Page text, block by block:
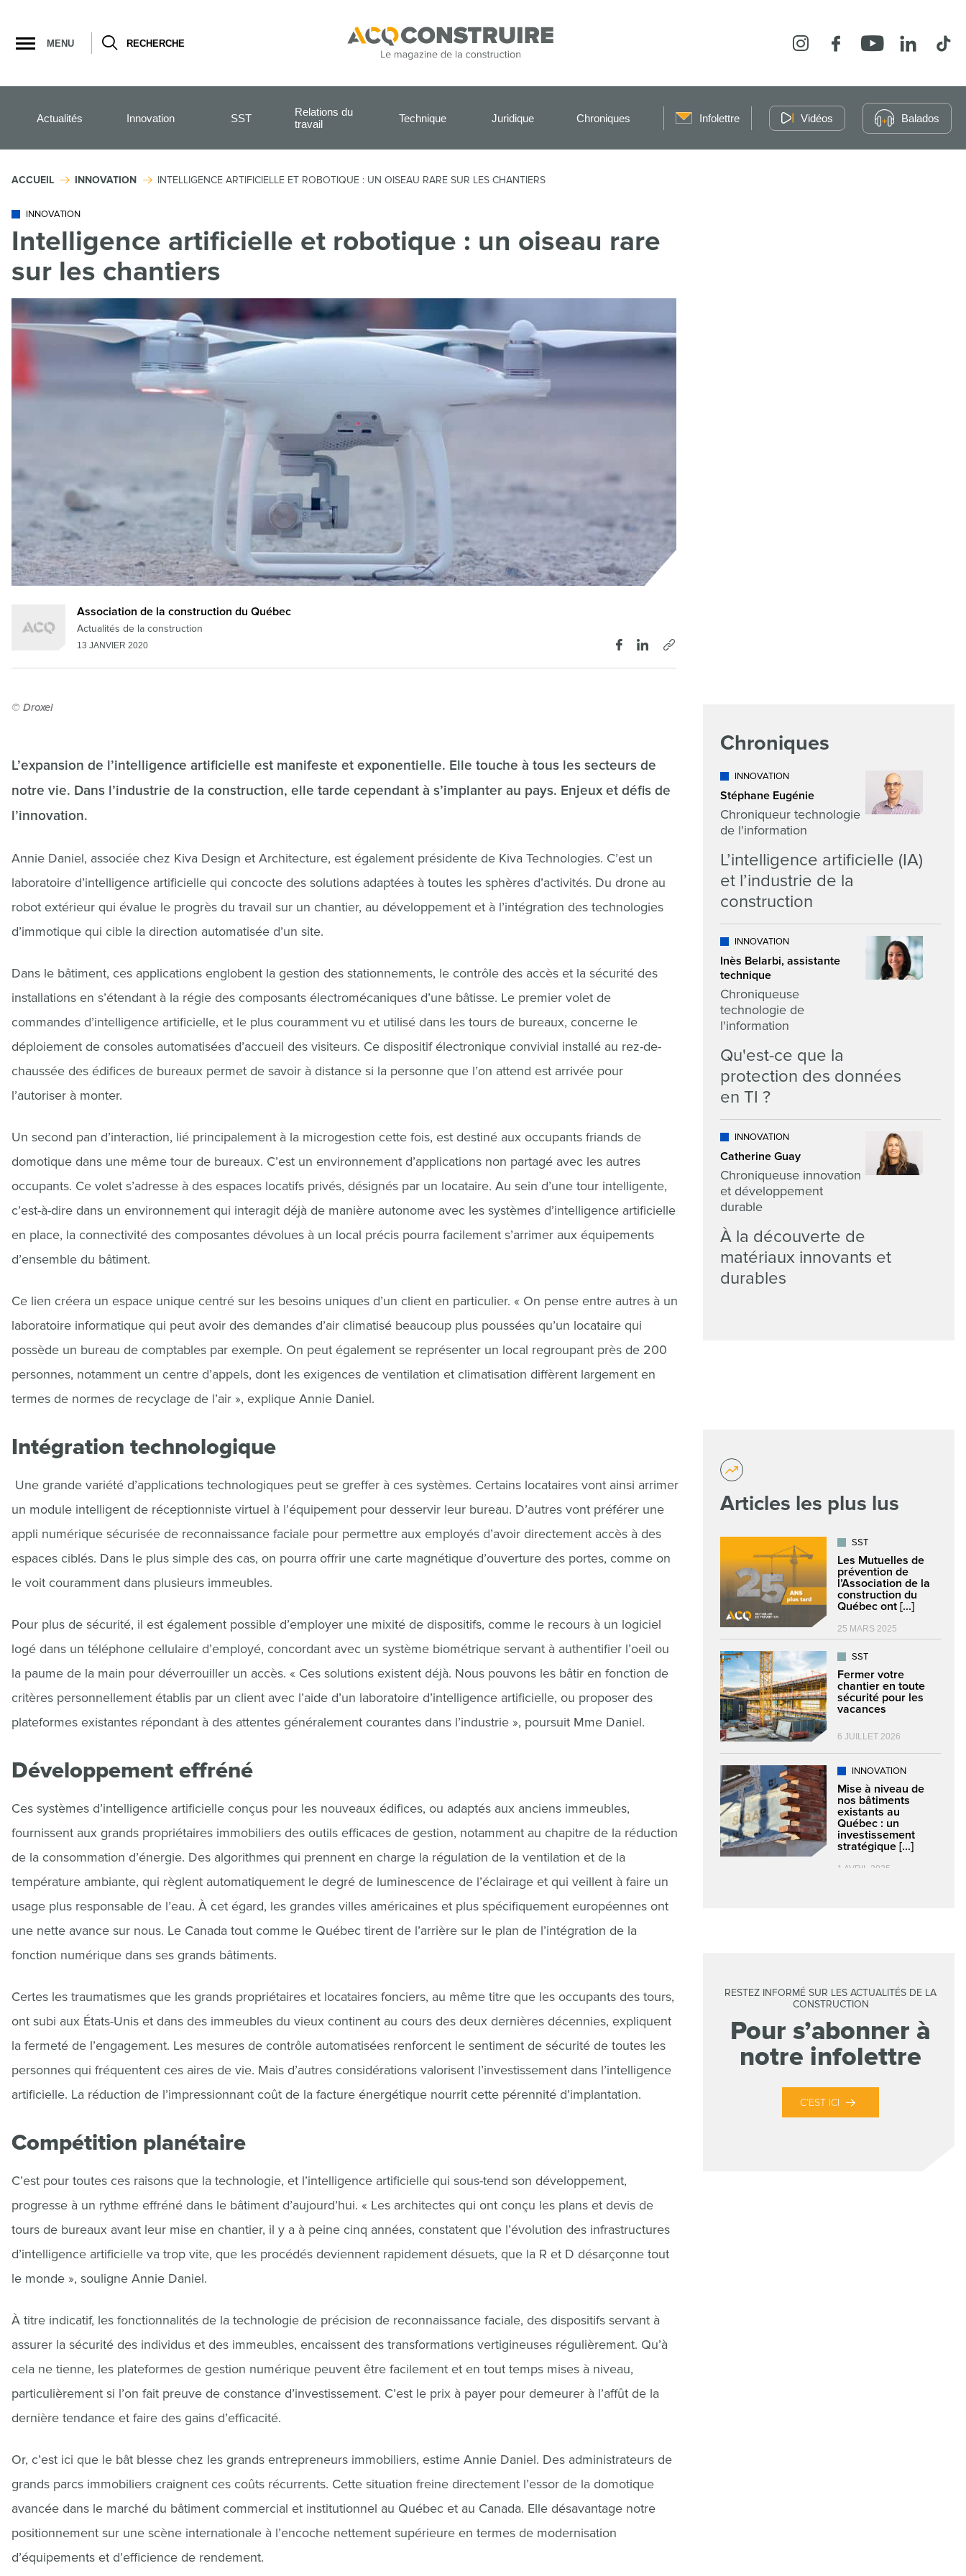
la
navigation
MENU RECHERCHE InstagramFacebookYouTubeLinkedIn
Actualités Innovation SST
Relations du
travail
Technique Juridique Chroniques Infolettre Vidéos Balados
ACCUEIL INNOVATION INTELLIGENCE ARTIFICIELLE ET ROBOTIQUE : UN OISEAU RARE SUR LES CHANTIERS
INNOVATION
Intelligence artificielle et robotique : un oiseau rare
sur les chantiers
Association de la construction du Québec
Actualités de la construction
13 JANVIER 2020
© Droxel
L’expansion de l’intelligence artificielle est manifeste et exponentielle. Elle touche à tous les secteurs de
notre vie. Dans l’industrie de la construction, elle tarde cependant à s’implanter au pays. Enjeux et défis de
l’innovation.
Annie Daniel, associée chez Kiva Design et Architecture, est également présidente de Kiva Technologies. C’est un
laboratoire d’intelligence artificielle qui concocte des solutions adaptées à toutes les sphères d’activités. Du drone au
robot extérieur qui évalue le progrès du travail sur un chantier, au développement et à l’intégration des technologies
d’immotique qui cible la direction automatisée d’un site.
Dans le bâtiment, ces applications englobent la gestion des stationnements, le contrôle des accès et la sécurité des
installations en s’étendant à la régie des composants électromécaniques d’une bâtisse. Le premier volet de
commandes d’intelligence artificielle, et le plus couramment vu et utilisé dans les tours de bureaux, concerne le
déploiement de consoles automatisées d’accueil des visiteurs. Ce dispositif électronique convivial installé au rez-de-
chaussée des édifices de bureaux permet de savoir à distance si la personne que l’on attend est arrivée pour
l’autoriser à monter.
Un second pan d’interaction, lié principalement à la microgestion cette fois, est destiné aux occupants friands de
domotique dans une même tour de bureaux. C’est un environnement d’applications non partagé avec les autres
occupants. Ce volet s’adresse à des espaces locatifs privés, désignés par un locataire. Au sein d’une tour intelligente,
c’est-à-dire dans un environnement qui interagit déjà de manière autonome avec les systèmes d’intelligence artificielle
en place, la connectivité des composantes dévolues à un local précis pourra facilement s’arrimer aux équipements
d’ensemble du bâtiment.
Ce lien créera un espace unique centré sur les besoins uniques d’un client en particulier. « On pense entre autres à un
laboratoire informatique qui peut avoir des demandes d’air climatisé beaucoup plus poussées qu’un locataire qui
possède un bureau de comptables par exemple. On peut également se représenter un local regroupant près de 200
personnes, notamment un centre d’appels, dont les exigences de ventilation et climatisation diffèrent largement en
termes de normes de recyclage de l’air », explique Annie Daniel.
Intégration technologique
Une grande variété d’applications technologiques peut se greffer à ces systèmes. Certains locataires vont ainsi arrimer
un module intelligent de réceptionniste virtuel à l’équipement pour desservir leur bureau. D’autres vont préférer une
appli numérique sécurisée de reconnaissance faciale pour permettre aux employés d’avoir directement accès à des
espaces ciblés. Dans le plus simple des cas, on pourra offrir une carte magnétique d’ouverture des portes, comme on
le voit couramment dans plusieurs immeubles.
Pour plus de sécurité, il est également possible d’employer une mixité de dispositifs, comme le recours à un logiciel
logé dans un téléphone cellulaire d’employé, concordant avec un système biométrique servant à authentifier l’oeil ou
la paume de la main pour déverrouiller un accès. « Ces solutions existent déjà. Nous pouvons les bâtir en fonction de
critères personnellement établis par un client avec l’aide d’un laboratoire d’intelligence artificielle, ou proposer des
plateformes existantes répondant à des attentes généralement courantes dans l’industrie », poursuit Mme Daniel.
Développement effréné
Ces systèmes d’intelligence artificielle conçus pour les nouveaux édifices, ou adaptés aux anciens immeubles,
fournissent aux grands propriétaires immobiliers des outils efficaces de gestion, notamment au chapitre de la réduction
de la consommation d’énergie. Des algorithmes qui prennent en charge la régulation de la ventilation et de la
température ambiante, qui règlent automatiquement le degré de luminescence de l’éclairage et qui veillent à faire un
usage plus responsable de l’eau. À cet égard, les grandes villes américaines et plus spécifiquement européennes ont
une nette avance sur nous. Le Canada tout comme le Québec tirent de l’arrière sur le plan de l’intégration de la
fonction numérique dans ses grands bâtiments.
Certes les traumatismes que les grands propriétaires et locataires fonciers, au même titre que les occupants des tours,
ont subi aux États-Unis et dans des immeubles du vieux continent au cours des deux dernières décennies, expliquent
la fermeté de l’engagement. Les mesures de contrôle automatisées renforcent le sentiment de sécurité de toutes les
personnes qui fréquentent ces aires de vie. Mais d’autres considérations valorisent l’investissement dans l’intelligence
artificielle. La réduction de l’impressionnant coût de la facture énergétique nourrit cette pérennité d’implantation.
Compétition planétaire
C’est pour toutes ces raisons que la technologie, et l’intelligence artificielle qui sous-tend son développement,
progresse à un rythme effréné dans le bâtiment d’aujourd’hui. « Les architectes qui ont conçu les plans et devis de
tours de bureaux avant leur mise en chantier, il y a à peine cinq années, constatent que l’évolution des infrastructures
d’intelligence artificielle va trop vite, que les procédés deviennent rapidement désuets, que la R et D désarçonne tout
le monde », souligne Annie Daniel.
À titre indicatif, les fonctionnalités de la technologie de précision de reconnaissance faciale, des dispositifs servant à
assurer la sécurité des individus et des immeubles, encaissent des transformations vertigineuses régulièrement. Qu’à
cela ne tienne, les plateformes de gestion numérique peuvent être facilement et en tout temps mises à niveau,
particulièrement si l’on fait preuve de constance d’investissement. C’est le prix à payer pour demeurer à l’affût de la
dernière tendance et faire des gains d’efficacité.
Or, c’est ici que le bât blesse chez les grands entrepreneurs immobiliers, estime Annie Daniel. Des administrateurs de
grands parcs immobiliers craignent ces coûts récurrents. Cette situation freine directement l’essor de la domotique
avancée dans le marché du bâtiment commercial et institutionnel au Québec et au Canada. Elle désavantage notre
positionnement sur une scène internationale à l’encoche nettement supérieure en termes de modernisation
d’équipements et d’efficience de rendement.
Chroniques
INNOVATION
Stéphane Eugénie
Chroniqueur technologie
de l'information
L’intelligence artificielle (IA)
et l’industrie de la
construction
INNOVATION
Inès Belarbi, assistante
technique
Chroniqueuse
technologie de
l'information
Qu'est-ce que la
protection des données
en TI ?
INNOVATION
Catherine Guay
Chroniqueuse innovation
et développement
durable
À la découverte de
matériaux innovants et
durables
Articles les plus lus
SST
Les Mutuelles de
prévention de
l’Association de la
construction du
Québec ont [...]
25 MARS 2025
SST
Fermer votre
chantier en toute
sécurité pour les
vacances
6 JUILLET 2026
INNOVATION
Mise à niveau de
nos bâtiments
existants au
Québec : un
investissement
stratégique [...]
1 AVRIL 2025
RESTEZ INFORMÉ SUR LES ACTUALITÉS DE LA
CONSTRUCTION
Pour s’abonner à
notre infolettre
C’EST ICI